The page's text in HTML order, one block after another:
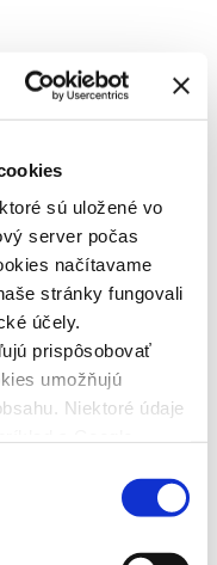
sú uložené vo
server počas
načítavame
stránky fungovali
účely.
prispôsobovať
umožňujú
Niektoré údaje
lepší zážitok z